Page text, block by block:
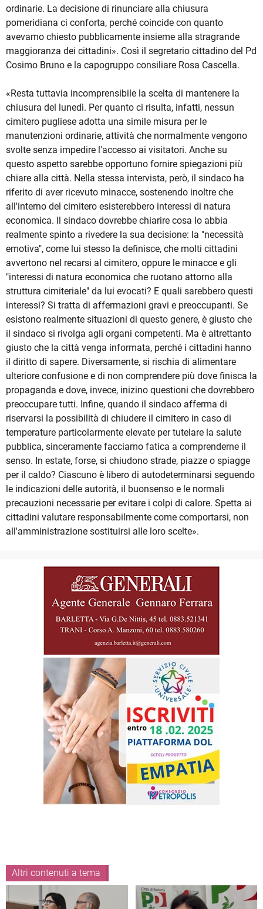
ordinarie. La decisione di rinunciare alla chiusura
pomeridiana ci conforta, perché coincide con quanto
avevamo chiesto pubblicamente insieme alla stragrande
maggioranza dei cittadini». Così il segretario cittadino del Pd
Cosimo Bruno e la capogruppo consiliare Rosa Cascella.
«Resta tuttavia incomprensibile la scelta di mantenere la
chiusura del lunedì. Per quanto ci risulta, infatti, nessun
cimitero pugliese adotta una simile misura per le
manutenzioni ordinarie, attività che normalmente vengono
svolte senza impedire l'accesso ai visitatori. Anche su
questo aspetto sarebbe opportuno fornire spiegazioni più
chiare alla città. Nella stessa intervista, però, il sindaco ha
riferito di aver ricevuto minacce, sostenendo inoltre che
all'interno del cimitero esisterebbero interessi di natura
economica. Il sindaco dovrebbe chiarire cosa lo abbia
realmente spinto a rivedere la sua decisione: la "necessità
emotiva", come lui stesso la definisce, che molti cittadini
avvertono nel recarsi al cimitero, oppure le minacce e gli
"interessi di natura economica che ruotano attorno alla
struttura cimiteriale" da lui evocati? E quali sarebbero questi
interessi? Si tratta di affermazioni gravi e preoccupanti. Se
esistono realmente situazioni di questo genere, è giusto che
il sindaco si rivolga agli organi competenti. Ma è altrettanto
giusto che la città venga informata, perché i cittadini hanno
il diritto di sapere. Diversamente, si rischia di alimentare
ulteriore confusione e di non comprendere più dove finisca la
propaganda e dove, invece, inizino questioni che dovrebbero
preoccupare tutti. Infine, quando il sindaco afferma di
riservarsi la possibilità di chiudere il cimitero in caso di
temperature particolarmente elevate per tutelare la salute
pubblica, sinceramente facciamo fatica a comprenderne il
senso. In estate, forse, si chiudono strade, piazze o spiagge
per il caldo? Ciascuno è libero di autodeterminarsi seguendo
le indicazioni delle autorità, il buonsenso e le normali
precauzioni necessarie per evitare i colpi di calore. Spetta ai
cittadini valutare responsabilmente come comportarsi, non
all'amministrazione sostituirsi alle loro scelte».
Altri contenuti a tema